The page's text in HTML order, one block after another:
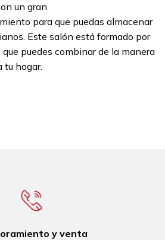
un gran
para que puedas almacenar
Este salón está formado por
puedes combinar de la manera
tu hogar.
y venta